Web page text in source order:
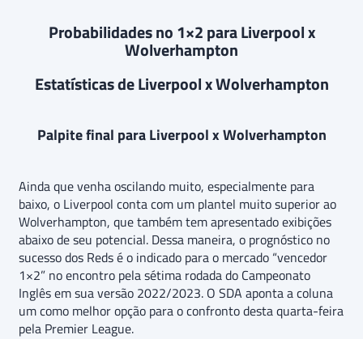
Probabilidades no 1×2 para Liverpool x
Wolverhampton
Estatísticas de Liverpool x Wolverhampton
Palpite final para Liverpool x Wolverhampton
Ainda que venha oscilando muito, especialmente para
baixo, o Liverpool conta com um plantel muito superior ao
Wolverhampton, que também tem apresentado exibições
abaixo de seu potencial. Dessa maneira, o prognóstico no
sucesso dos Reds é o indicado para o mercado “vencedor
1×2” no encontro pela sétima rodada do Campeonato
Inglês em sua versão 2022/2023. O SDA aponta a coluna
um como melhor opção para o confronto desta quarta-feira
pela Premier League.